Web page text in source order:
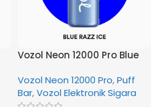
Vozol Neon 12000 Pro Blue
Vozol Neon 12000 Pro,Puff
Bar,Vozol Elektronik Sigara